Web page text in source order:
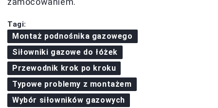
Tagi:
Montaż podnośnika gazowego
Siłowniki gazowe do łóżek
Przewodnik krok po kroku
Typowe problemy z montażem
Wybór siłowników gazowych